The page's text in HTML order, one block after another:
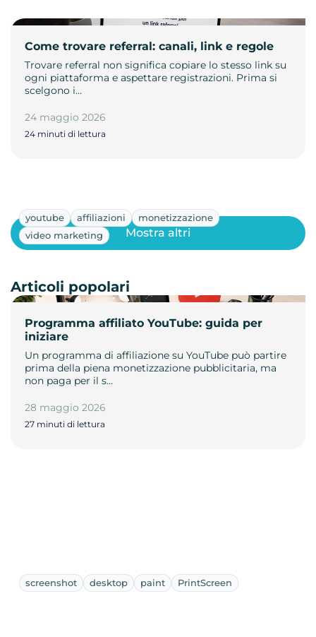
Come trovare referral: canali, link e regole
Trovare referral non significa copiare lo stesso link su
ogni piattaforma e aspettare registrazioni. Prima si
scelgono i…
24 maggio 2026
24 minuti di lettura
youtube affiliazioni
monetizzazione
video marketing
Programma affiliato YouTube: guida per
iniziare
Un programma di affiliazione su YouTube può partire
prima della piena monetizzazione pubblicitaria, ma
non paga per il s…
28 maggio 2026
27 minuti di lettura
Mostra altri
Articoli popolari
screenshot desktop paint PrintScreen